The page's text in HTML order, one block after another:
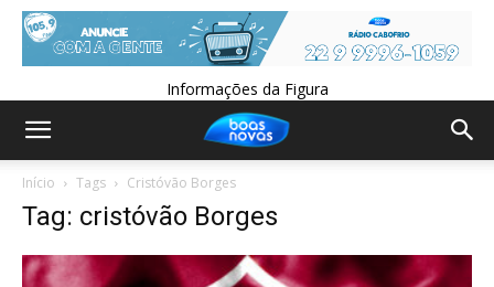
Informações da Figura
Início Tags Cristóvão Borges
Tag: cristóvão Borges